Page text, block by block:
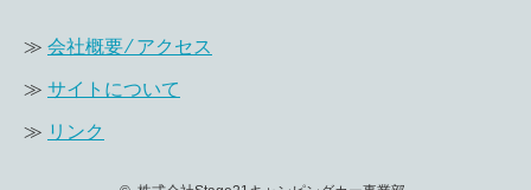
≫ 会社概要 ⁄ アクセス
≫ サイトについて
≫ リンク